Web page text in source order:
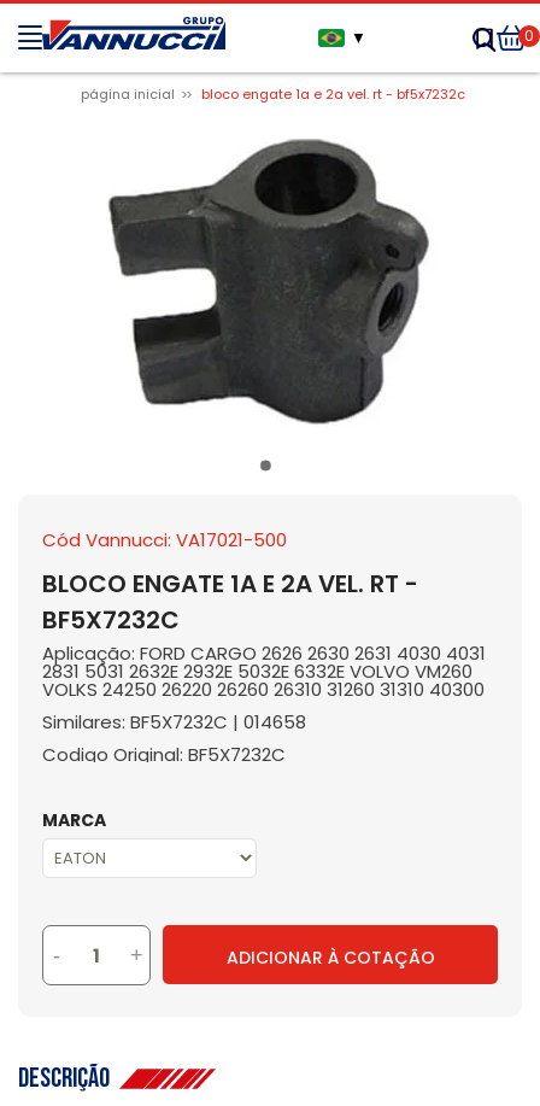
▼ 0
página inicial bloco engate 1a e 2a vel. rt - bf5x7232c
Cód Vannucci: VA17021-500
BLOCO ENGATE 1A E 2A VEL. RT -
BF5X7232C
Aplicação: FORD CARGO 2626 2630 2631 4030 4031
2831 5031 2632E 2932E 5032E 6332E VOLVO VM260
VOLKS 24250 26220 26260 26310 31260 31310 40300
Similares: BF5X7232C | 014658
Codigo Original: BF5X7232C
MARCA
- + ADICIONAR À COTAÇÃO
Descrição